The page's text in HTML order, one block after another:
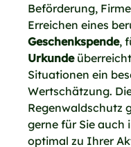
Beförderung,
Erreichen eines
Geschenkspende,
Urkunde
Situationen ein
Wertschätzung.
Regenwaldschutz
gerne für Sie auch
optimal zu Ihrer